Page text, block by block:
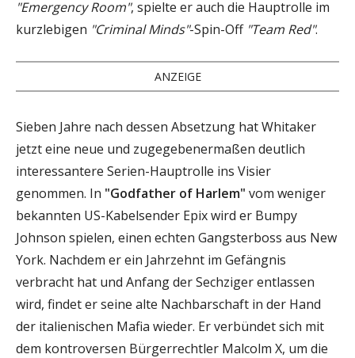
"Emergency Room", spielte er auch die Hauptrolle im
kurzlebigen "Criminal Minds"-Spin-Off "Team Red".
ANZEIGE
Sieben Jahre nach dessen Absetzung hat Whitaker
jetzt eine neue und zugegebenermaßen deutlich
interessantere Serien-Hauptrolle ins Visier
genommen. In "Godfather of Harlem" vom weniger
bekannten US-Kabelsender Epix wird er Bumpy
Johnson spielen, einen echten Gangsterboss aus New
York. Nachdem er ein Jahrzehnt im Gefängnis
verbracht hat und Anfang der Sechziger entlassen
wird, findet er seine alte Nachbarschaft in der Hand
der italienischen Mafia wieder. Er verbündet sich mit
dem kontroversen Bürgerrechtler Malcolm X, um die